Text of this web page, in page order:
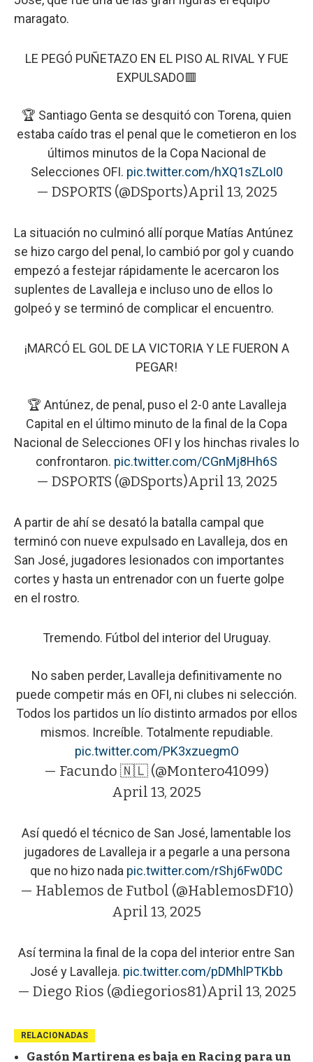
maragato.
LE PEGÓ PUÑETAZO EN EL PISO AL RIVAL Y FUE
EXPULSADO🟥
🏆 Santiago Genta se desquitó con Torena, quien
estaba caído tras el penal que le cometieron en los
últimos minutos de la Copa Nacional de
Selecciones OFI. pic.twitter.com/hXQ1sZLoI0
— DSPORTS (@DSports)April 13, 2025
La situación no culminó allí porque Matías Antúnez
se hizo cargo del penal, lo cambió por gol y cuando
empezó a festejar rápidamente le acercaron los
suplentes de Lavalleja e incluso uno de ellos lo
golpeó y se terminó de complicar el encuentro.
¡MARCÓ EL GOL DE LA VICTORIA Y LE FUERON A
PEGAR!
🏆 Antúnez, de penal, puso el 2-0 ante Lavalleja
Capital en el último minuto de la final de la Copa
Nacional de Selecciones OFI y los hinchas rivales lo
confrontaron. pic.twitter.com/CGnMj8Hh6S
— DSPORTS (@DSports)April 13, 2025
A partir de ahí se desató la batalla campal que
terminó con nueve expulsado en Lavalleja, dos en
San José, jugadores lesionados con importantes
cortes y hasta un entrenador con un fuerte golpe
en el rostro.
Tremendo. Fútbol del interior del Uruguay.
No saben perder, Lavalleja definitivamente no
puede competir más en OFI, ni clubes ni selección.
Todos los partidos un lío distinto armados por ellos
mismos. Increíble. Totalmente repudiable.
pic.twitter.com/PK3xzuegmO
— Facundo 🇳🇱 (@Montero41099)
April 13, 2025
Así quedó el técnico de San José, lamentable los
jugadores de Lavalleja ir a pegarle a una persona
que no hizo nada pic.twitter.com/rShj6Fw0DC
— Hablemos de Futbol (@HablemosDF10)
April 13, 2025
Así termina la final de la copa del interior entre San
José y Lavalleja. pic.twitter.com/pDMhlPTKbb
— Diego Rios (@diegorios81)April 13, 2025
RELACIONADAS
Gastón Martirena es baja en Racing para un